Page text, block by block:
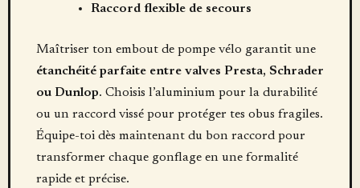
Raccord flexible de secours
Maîtriser ton embout de pompe vélo garantit une
étanchéité parfaite entre valves Presta, Schrader
ou Dunlop. Choisis l’aluminium pour la durabilité
ou un raccord vissé pour protéger tes obus fragiles.
Équipe-toi dès maintenant du bon raccord pour
transformer chaque gonflage en une formalité
rapide et précise.